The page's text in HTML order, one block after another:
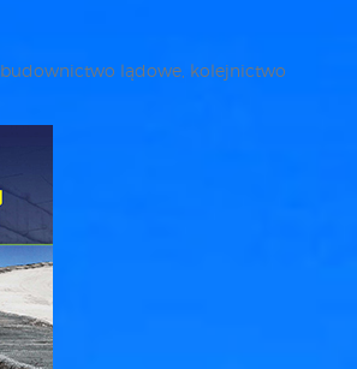
budownictwo lądowe, kolejnictwo